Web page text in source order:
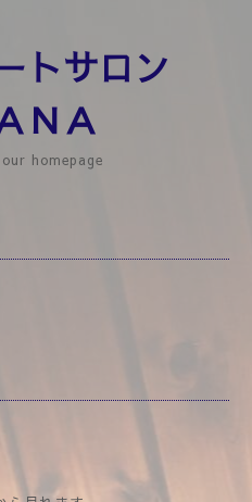
トサロン
ＮＡ
homepage